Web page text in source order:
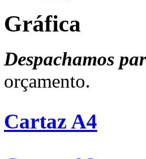
Gráfica
Despachamos
orçamento.
Cartaz A4